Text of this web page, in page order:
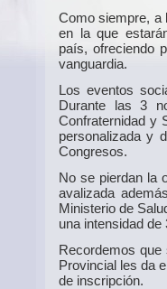
Como siempre, a
en la que
país, ofreciendo
vanguardia.
Los eventos
Durante las 3
Confraternidad y
personalizada y
Congresos.
No se pierdan la
avalizada
Ministerio de
una intensidad de
Recordemos
Provincial les da
de inscripción.